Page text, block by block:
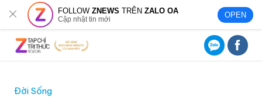
FOLLOWZNEWS TRÊNZALO OA
Cập nhật tin mới OPEN
Đời Sống